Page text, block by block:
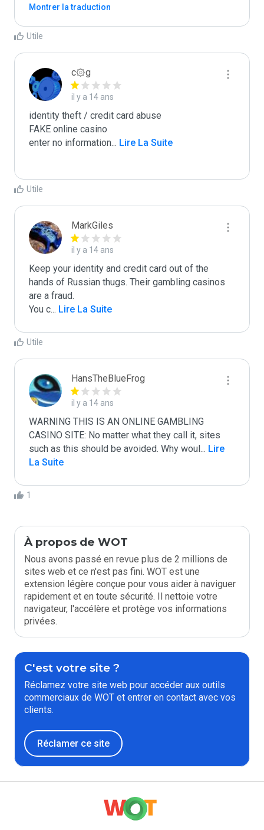
Montrer la traduction
Utile
c۞g
il y a 14 ans
identity theft / credit card abuse
FAKE online casino
enter no information... Lire La Suite
Utile
MarkGiles
il y a 14 ans
Keep your identity and credit card out of the
hands of Russian thugs. Their gambling casinos
are a fraud.
You c... Lire La Suite
Utile
HansTheBlueFrog
il y a 14 ans
WARNING THIS IS AN ONLINE GAMBLING
CASINO SITE: No matter what they call it, sites
such as this should be avoided. Why woul... Lire
La Suite
1
À propos de WOT
Nous avons passé en revue plus de 2 millions de
sites web et ce n'est pas fini. WOT est une
extension légère conçue pour vous aider à naviguer
rapidement et en toute sécurité. Il nettoie votre
navigateur, l'accélère et protège vos informations
privées.
C'est votre site ?
Réclamez votre site web pour accéder aux outils
commerciaux de WOT et entrer en contact avec vos
clients.
Réclamer ce site